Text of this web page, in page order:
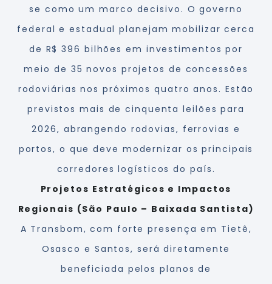
se como um marco decisivo. O governo
federal e estadual planejam mobilizar cerca
de R$ 396 bilhões em investimentos por
meio de 35 novos projetos de concessões
rodoviárias nos próximos quatro anos. Estão
previstos mais de cinquenta leilões para
2026, abrangendo rodovias, ferrovias e
portos, o que deve modernizar os principais
corredores logísticos do país.
Projetos Estratégicos e Impactos
Regionais (São Paulo – Baixada Santista)
A Transbom, com forte presença em Tietê,
Osasco e Santos, será diretamente
beneficiada pelos planos de